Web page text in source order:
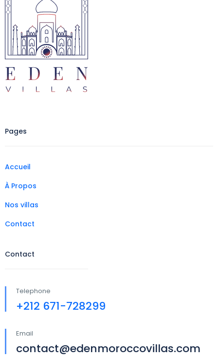
Pages
Accueil
À Propos
Nos villas
Contact
Contact
Telephone
+212 671-728299
Email
contact@edenmoroccovillas.com